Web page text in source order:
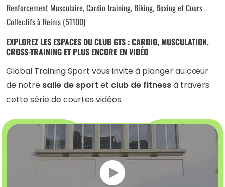
EXPLOREZ LES ESPACES DU CLUB GTS : CARDIO, MUSCULATION,
CROSS-TRAINING ET PLUS ENCORE EN VIDÉO
Renforcement Musculaire, Cardio training, Biking, Boxing et Cours
Collectifs à Reims (51100)
Global Training Sport vous invite à plonger au cœur
de notresalle de sportet club de fitnessà travers
cette série de courtes vidéos.